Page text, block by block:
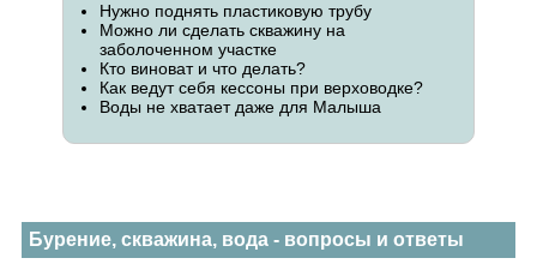
Нужно поднять пластиковую трубу
Можно ли сделать скважину на
заболоченном участке
Кто виноват и что делать?
Как ведут себя кессоны при верховодке?
Воды не хватает даже для Малыша
Бурение, скважина, вода - вопросы и ответы